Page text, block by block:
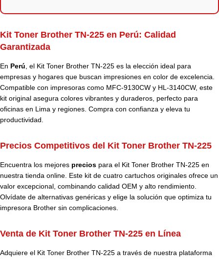
Kit Toner Brother TN-225 en Perú: Calidad
Garantizada
En Perú, el Kit Toner Brother TN-225 es la elección ideal para
empresas y hogares que buscan impresiones en color de excelencia.
Compatible con impresoras como MFC-9130CW y HL-3140CW, este
kit original asegura colores vibrantes y duraderos, perfecto para
oficinas en Lima y regiones. Compra con confianza y eleva tu
productividad.
Precios Competitivos del Kit Toner Brother TN-225
Encuentra los mejores precios para el Kit Toner Brother TN-225 en
nuestra tienda online. Este kit de cuatro cartuchos originales ofrece un
valor excepcional, combinando calidad OEM y alto rendimiento.
Olvídate de alternativas genéricas y elige la solución que optimiza tu
impresora Brother sin complicaciones.
Venta de Kit Toner Brother TN-225 en Línea
Adquiere el Kit Toner Brother TN-225 a través de nuestra plataforma